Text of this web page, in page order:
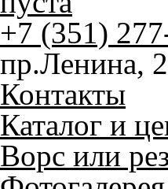
+7 (351)
пр.Ленина,
Контакты
Каталог и
Ворс или